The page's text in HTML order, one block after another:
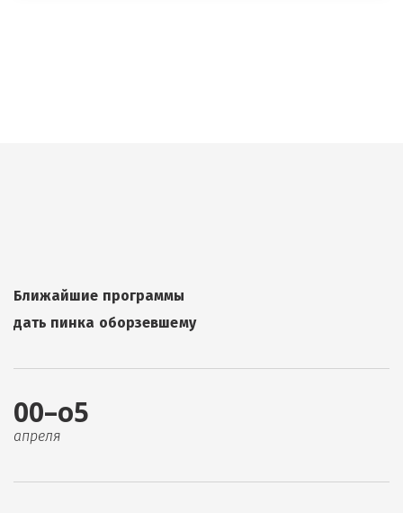
Ближайшие программы
дать пинка оборзевшему
00–о5
апреля